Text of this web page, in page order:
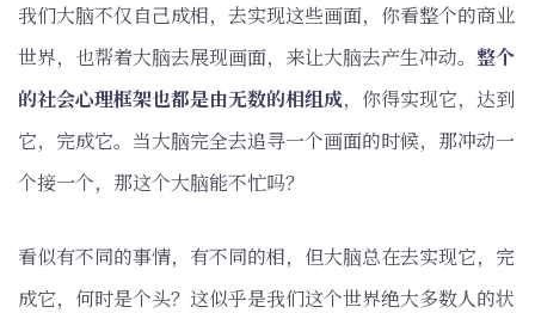
我们大脑不仅自己成相，去实现这些画面，你看整个的商业
世界，也帮着大脑去展现画面，来让大脑去产生冲动。 整个
的社会心理框架也都是由无数的相组成，你得实现它，达到
它，完成它。当大脑完全去追寻一个画面的时候，那冲动一
个接一个，那这个大脑能不忙吗？
看似有不同的事情，有不同的相，但大脑总在去实现它，完
成它，何时是个头？这似乎是我们这个世界绝大多数人的状